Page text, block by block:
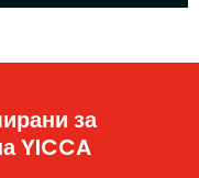
за
YICCA